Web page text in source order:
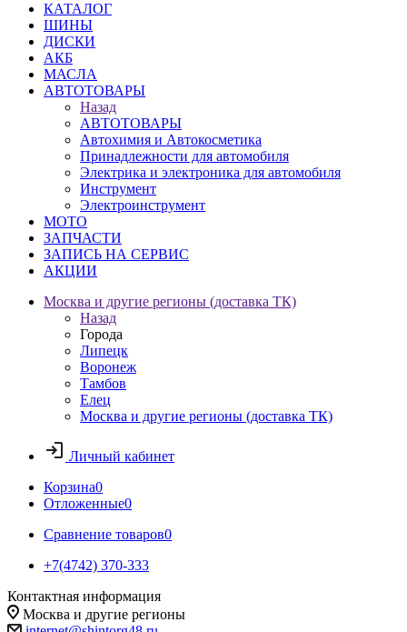
КАТАЛОГ
ШИНЫ
ДИСКИ
АКБ
МАСЛА
АВТОТОВАРЫ
Назад
АВТОТОВАРЫ
Автохимия и Автокосметика
Принадлежности для автомобиля
Электрика и электроника для автомобиля
Инструмент
Электроинструмент
МОТО
ЗАПЧАСТИ
ЗАПИСЬ НА СЕРВИС
АКЦИИ
Москва и другие регионы (доставка ТК)
Назад
Города
Липецк
Воронеж
Тамбов
Елец
Москва и другие регионы (доставка ТК)
Личный кабинет
Корзина0
Отложенные0
Сравнение товаров0
+7(4742) 370-333
Контактная информация
Москва и другие регионы